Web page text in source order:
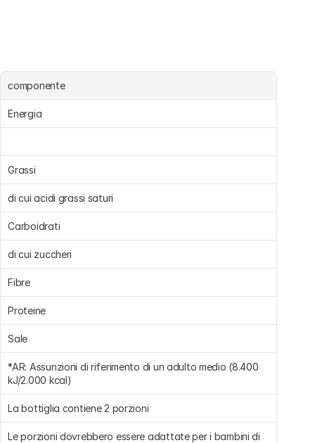
componente
Energia
Grassi
di cui acidi grassi saturi
Carboidrati
di cui zuccheri
Fibre
Proteine
Sale
*AR: Assunzioni di riferimento di un adulto medio (8.400
kJ/2.000 kcal)
La bottiglia contiene 2 porzioni
Le porzioni dovrebbero essere adattate per i bambini di